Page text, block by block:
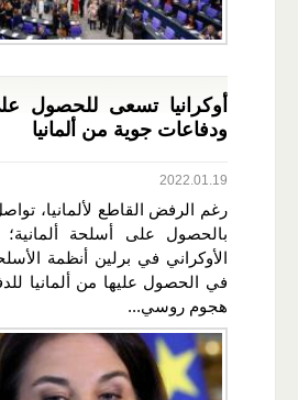
أوكرانيا تسعى للحصول
ودفاعات جوية من ألمانيا
2022.01.19
رغم الرفض القاطع لألمانيا،
بالحصول على أسلحة
الأوكراني في برلين أنظمة
في الحصول عليها من ألمانيا
هجوم روسي...